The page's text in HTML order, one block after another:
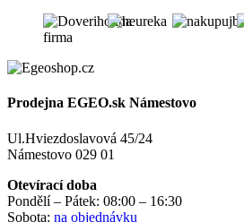
Prodejna EGEO.sk Námestovo
Ul.Hviezdoslavová 45/24
Námestovo 029 01
Otevírací doba
Pondělí – Pátek: 08:00 – 16:30
Sobota: na objednávku